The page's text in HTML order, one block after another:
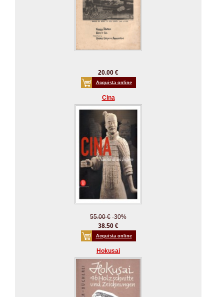
20.00 €
Acquista online
Cina
55.00 € -30%
38.50 €
Acquista online
Hokusai